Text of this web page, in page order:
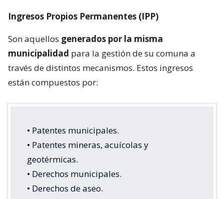
Ingresos Propios Permanentes (IPP)
Son aquellos generados por la misma
municipalidad para la gestión de su comuna a
través de distintos mecanismos. Estos ingresos
están compuestos por:
• Patentes municipales.
• Patentes mineras, acuícolas y
geotérmicas.
• Derechos municipales.
• Derechos de aseo.